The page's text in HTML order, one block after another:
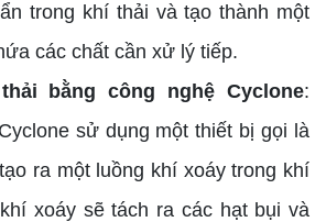
trong khí thải và tạo thành một
các chất cần xử lý tiếp.
bằng công nghệ Cyclone:
sử dụng một thiết bị gọi là
ra một luồng khí xoáy trong khí
xoáy sẽ tách ra các hạt bụi và